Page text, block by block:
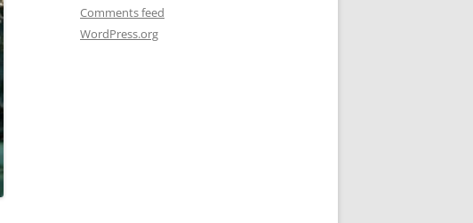
Comments feed
WordPress.org